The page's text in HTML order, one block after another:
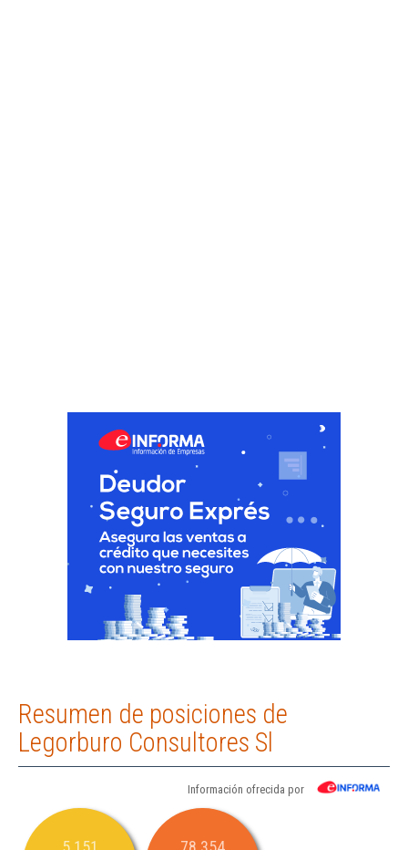
Resumen de posiciones de
Legorburo Consultores Sl
Información ofrecida por